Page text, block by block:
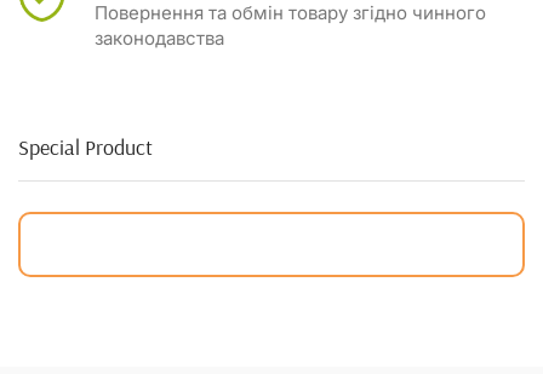
Повернення та обмін товару згідно чинного
законодавства
Special Product